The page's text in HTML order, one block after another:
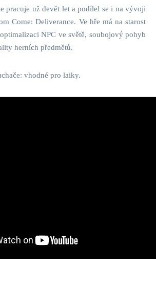
pracuje už devět let a podílel se i na vývoji
Come: Deliverance. Ve hře má na starost
NPC ve světě, soubojový pohyb
herních předmětů.
vhodné pro laiky.